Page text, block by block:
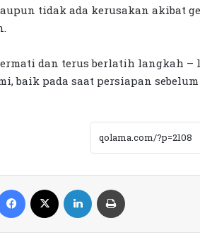
tidak ada kerusakan akibat
dan terus berlatih langkah
baik pada saat persiapan
Facebook LinkedIn